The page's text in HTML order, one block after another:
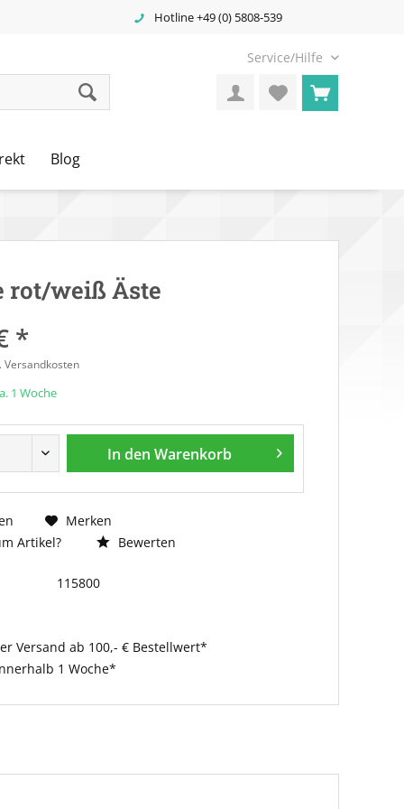
Hotline +49 (0) 5808-539
Service/Hilfe
Blog
rot/weiß Äste
*
Versandkosten
1 Woche
In den Warenkorb
Merken
Artikel?
Bewerten
115800
Versand ab 100,- € Bestellwert*
1 Woche*